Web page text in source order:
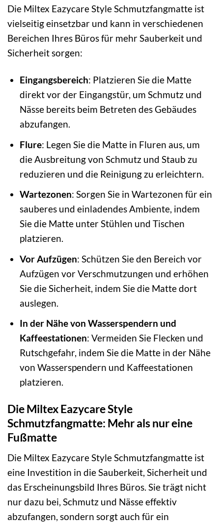
Die Miltex Eazycare Style Schmutzfangmatte ist
vielseitig einsetzbar und kann in verschiedenen
Bereichen Ihres Büros für mehr Sauberkeit und
Sicherheit sorgen:
Eingangsbereich: Platzieren Sie die Matte
direkt vor der Eingangstür, um Schmutz und
Nässe bereits beim Betreten des Gebäudes
abzufangen.
Flure: Legen Sie die Matte in Fluren aus, um
die Ausbreitung von Schmutz und Staub zu
reduzieren und die Reinigung zu erleichtern.
Wartezonen: Sorgen Sie in Wartezonen für ein
sauberes und einladendes Ambiente, indem
Sie die Matte unter Stühlen und Tischen
platzieren.
Vor Aufzügen: Schützen Sie den Bereich vor
Aufzügen vor Verschmutzungen und erhöhen
Sie die Sicherheit, indem Sie die Matte dort
auslegen.
In der Nähe von Wasserspendern und
Kaffeestationen: Vermeiden Sie Flecken und
Rutschgefahr, indem Sie die Matte in der Nähe
von Wasserspendern und Kaffeestationen
platzieren.
Die Miltex Eazycare Style
Schmutzfangmatte: Mehr als nur eine
Fußmatte
Die Miltex Eazycare Style Schmutzfangmatte ist
eine Investition in die Sauberkeit, Sicherheit und
das Erscheinungsbild Ihres Büros. Sie trägt nicht
nur dazu bei, Schmutz und Nässe effektiv
abzufangen, sondern sorgt auch für ein